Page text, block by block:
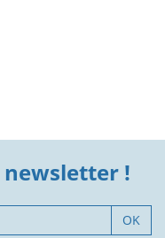
newsletter !
OK